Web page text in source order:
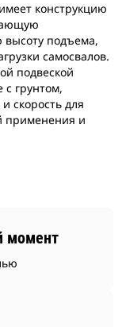
конструкцию
подъема,
самосвалов.
подвеской
с грунтом,
скорость для
применения и
момент